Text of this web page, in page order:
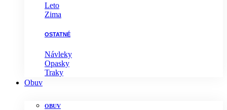
Leto
Zima
OSTATNÉ
Návleky
Opasky
Traky
Obuv
OBUV